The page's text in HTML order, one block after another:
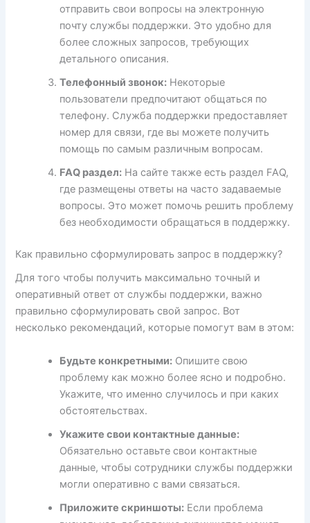
отправить свои вопросы на электронную
почту службы поддержки. Это удобно для
более сложных запросов, требующих
детального описания.
Телефонный звонок: Некоторые
пользователи предпочитают общаться по
телефону. Служба поддержки предоставляет
номер для связи, где вы можете получить
помощь по самым различным вопросам.
FAQ раздел: На сайте также есть раздел FAQ,
где размещены ответы на часто задаваемые
вопросы. Это может помочь решить проблему
без необходимости обращаться в поддержку.
Как правильно сформулировать запрос в поддержку?
Для того чтобы получить максимально точный и
оперативный ответ от службы поддержки, важно
правильно сформулировать свой запрос. Вот
несколько рекомендаций, которые помогут вам в этом:
Будьте конкретными: Опишите свою
проблему как можно более ясно и подробно.
Укажите, что именно случилось и при каких
обстоятельствах.
Укажите свои контактные данные:
Обязательно оставьте свои контактные
данные, чтобы сотрудники службы поддержки
могли оперативно с вами связаться.
Приложите скриншоты: Если проблема